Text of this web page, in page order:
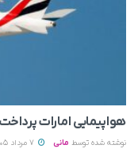
هواپیمایی امارات
نوشته شده توسط مانی